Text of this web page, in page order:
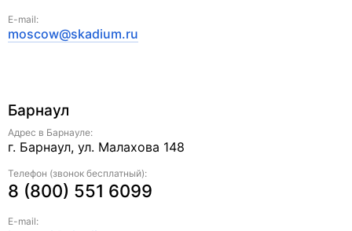
E-mail:
moscow@skadium.ru
Барнаул
Адрес в Барнауле:
г. Барнаул, ул. Малахова 148
Телефон (звонок бесплатный):
8 (800) 551 6099
E-mail: